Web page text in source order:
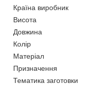
Країна виробник
Висота
Довжина
Колір
Матеріал
Призначення
Тематика заготовки